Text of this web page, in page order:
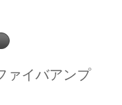
ァイバアンプ